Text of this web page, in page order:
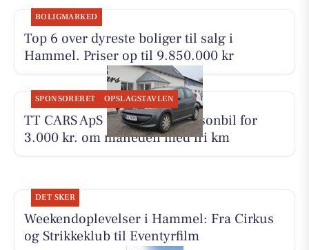
BOLIGMARKED
Top 6 over dyreste boliger til salg i
Hammel. Priser op til 9.850.000 kr
SPONSORERET OPSLAGSTAVLEN
TT CARS ApS udlejer lille personbil for
3.000 kr. om måneden med fri km
DET SKER
Weekendoplevelser i Hammel: Fra Cirkus
og Strikkeklub til Eventyrfilm